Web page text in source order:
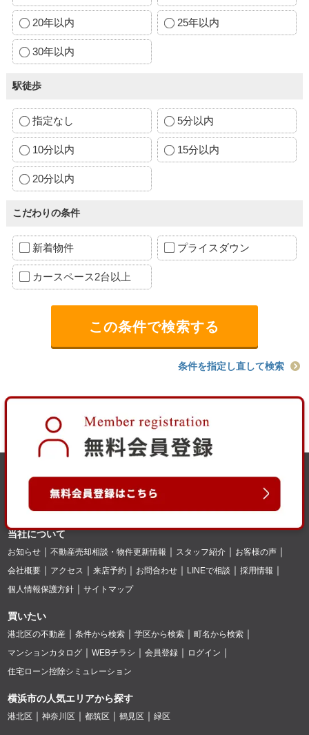
20年以内 25年以内
30年以内
駅徒歩
指定なし 5分以内
10分以内 15分以内
20分以内
こだわりの条件
新着物件 プライスダウン
カースペース2台以上
条件を指定し直して検索
当社について
お知らせ 不動産売却相談・物件更新情報 スタッフ紹介
お客様の声
会社概要
アクセス 来店予約 お問合わせ LINEで相談
採用情報
個人情報保護方針
サイトマップ
買いたい
港北区の不動産 条件から検索 学区から検索
町名から検索
マンションカタログ
WEBチラシ 会員登録
ログイン
住宅ローン控除シミュレーション
横浜市の人気エリアから探す
港北区 神奈川区 都筑区 鶴見区 緑区